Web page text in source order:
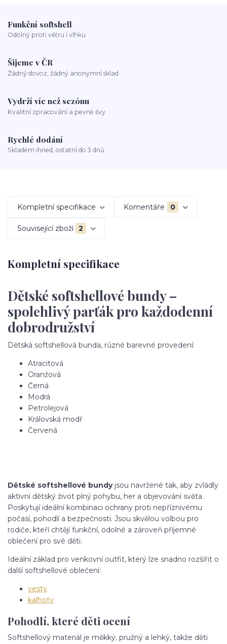
Funkční softshell
Odolný proti větru i vlhku
Šijeme v ČR
Žádný dovoz, žádný anonymní sklad
Vydrží víc než sezónu
Kvalitní zpracování a pevné švy
Rychlé dodání
Skladem ihned, ostatní do 3 dnů
Kompletní specifikace Komentáře 0
Související zboží 2
Kompletní specifikace
Dětské softshellové bundy –
spolehlivý parťák pro každodenní
dobrodružství
Dětská softshellová bunda, různé barevné provedení:
Atracitová
Oranžová
Černá
Modrá
Petrolejová
Královská modř
Červená
Dětské softshellové bundyjsou navržené tak, aby zvládly
aktivní dětský život plný pohybu, her a objevování světa.
Poskytují ideální kombinaci ochrany proti nepříznivému
počasí, pohodlí a bezpečnosti. Jsou skvělou volbou pro
rodiče, kteří chtějí funkční, odolné a zároveň příjemné
oblečení pro své děti.
Ideální základ pro venkovní outfit, který lze snadno rozšířit o
další softshellové oblečení:
vesty
kalhoty
Pohodlí, které děti ocení
Softshellový materiál je měkký, pružný a lehký, takže děti